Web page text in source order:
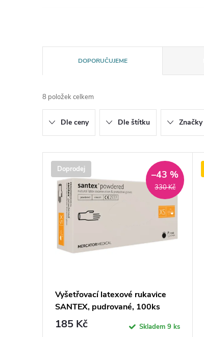
a
z
e
n
DOPORUČUJEME
8 položek celkem
Dle ceny Dle štítku Značky
VDoprodej
330 Kč
–43 %
Vyšetřovací latexové rukavice
SANTEX, pudrované, 100ks
185 Kč Skladem9 ks